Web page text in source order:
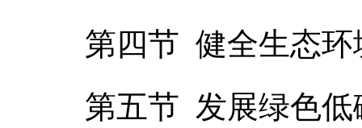
第四节 健全生态环
第五节 发展绿色低